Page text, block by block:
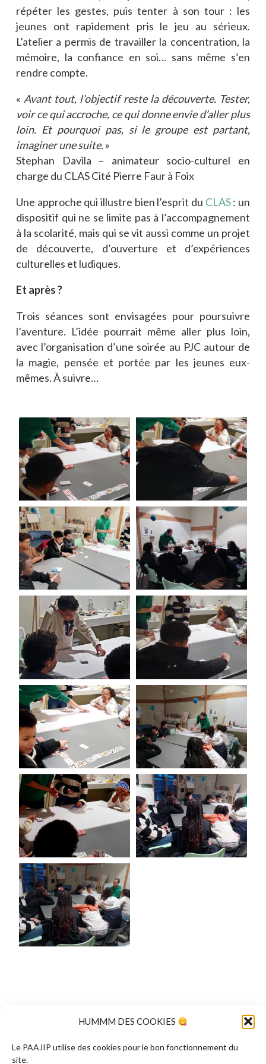
HUMMM DES COOKIES
Le PAAJIP utilise des cookies pour le bon fonctionnement du
site.
répéter les gestes, puis tenter à son tour : les
jeunes ont rapidement pris le jeu au sérieux.
L’atelier a permis de travailler la concentration, la
mémoire, la confiance en soi… sans même s’en
rendre compte.
« Avant tout, l’objectif reste la découverte. Tester,
voir ce qui accroche, ce qui donne envie d’aller plus
loin. Et pourquoi pas, si le groupe est partant,
imaginer une suite.»
Stephan Davila – animateur socio-culturel en
charge du CLAS Cité Pierre Faur à Foix
Une approche qui illustre bien l’esprit du CLAS: un
dispositif qui ne se limite pas à l’accompagnement
à la scolarité, mais qui se vit aussi comme un projet
de découverte, d’ouverture et d’expériences
culturelles et ludiques.
Et après ?
Trois séances sont envisagées pour poursuivre
l’aventure. L’idée pourrait même aller plus loin,
avec l’organisation d’une soirée au PJC autour de
la magie, pensée et portée par les jeunes eux-
mêmes. À suivre…
#courbet,
#culture ,#découverte,#foix,#immersion,#magie,
#surinsta